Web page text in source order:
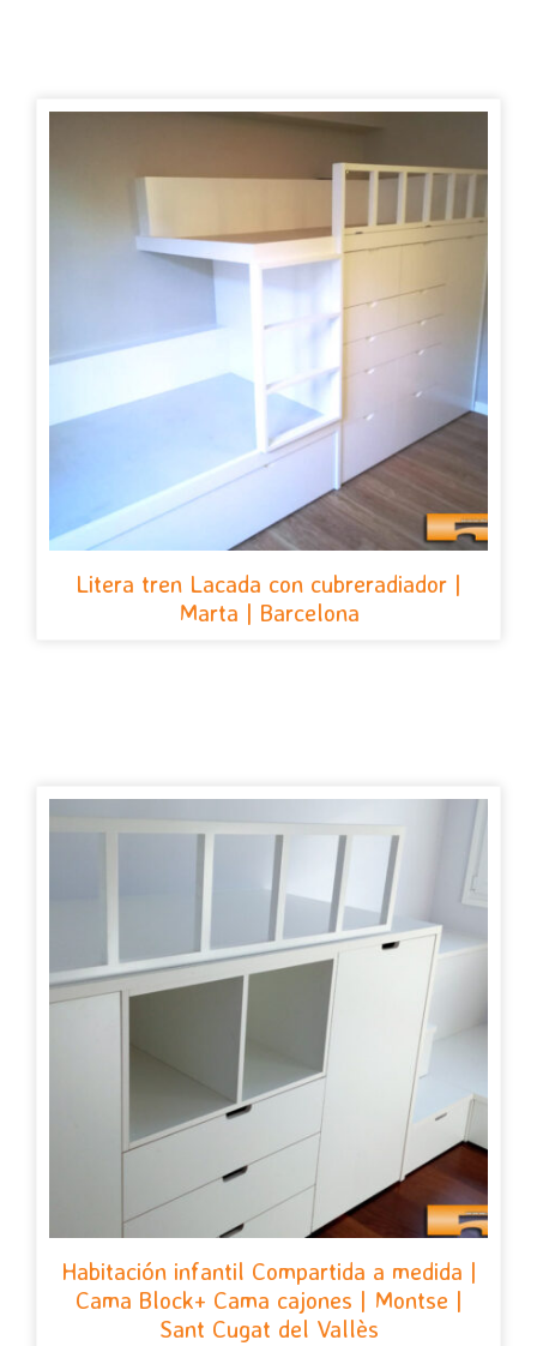
Litera tren Lacada con cubreradiador |
Marta | Barcelona
Habitación infantil Compartida a medida |
Cama Block+ Cama cajones | Montse |
Sant Cugat del Vallès